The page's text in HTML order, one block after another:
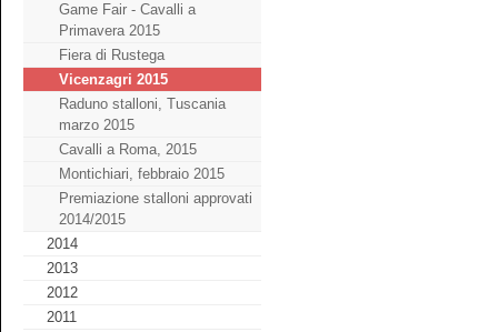
Game Fair - Cavalli a
Primavera 2015
Fiera di Rustega
Vicenzagri 2015
Raduno stalloni, Tuscania
marzo 2015
Cavalli a Roma, 2015
Montichiari, febbraio 2015
Premiazione stalloni approvati
2014/2015
2014
2013
2012
2011